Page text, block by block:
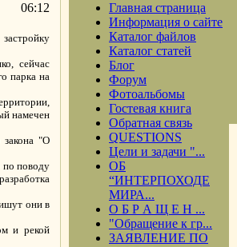
06:12
сейчас
парка на
намечен
закона "О
по поводу
они в
и рекой
Главная страница
Информация о сайте
Каталог файлов
Каталог статей
Блог
Форум
Фотоальбомы
Гостевая книга
Обратная связь
QUESTIONS
Цели и задачи "...
ОБ
“ИНТЕРПОХОДЕ
МИРА...
О Б Р А Щ Е Н ...
"Обращение к гр...
ЗАЯВЛЕНИЕ ПО